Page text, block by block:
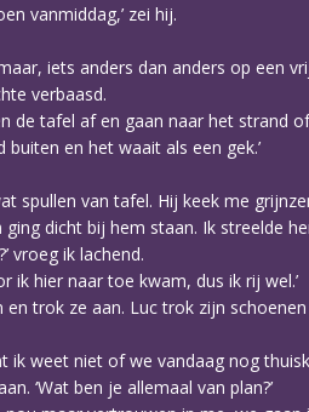
vanmiddag,’ zei hij.
iets anders dan anders op een
verbaasd.
de tafel af en gaan naar het strand of
buiten en het waait als een gek.’
spullen van tafel. Hij keek me
ging dicht bij hem staan. Ik streelde
vroeg ik lachend.
ik hier naar toe kwam, dus ik rij wel.’
en trok ze aan. Luc trok zijn
ik weet niet of we vandaag nog
‘Wat ben je allemaal van plan?’